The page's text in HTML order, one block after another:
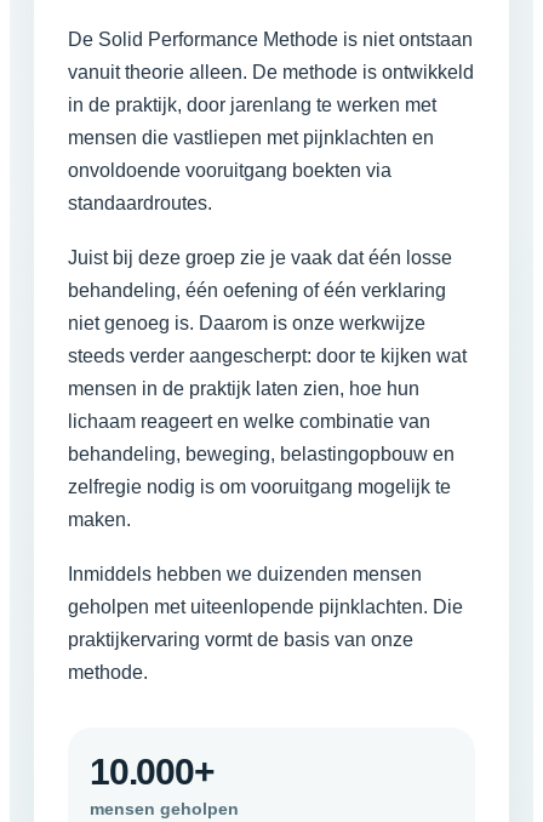
De Solid Performance Methode is niet ontstaan
vanuit theorie alleen. De methode is ontwikkeld
in de praktijk, door jarenlang te werken met
mensen die vastliepen met pijnklachten en
onvoldoende vooruitgang boekten via
standaardroutes.
Juist bij deze groep zie je vaak dat één losse
behandeling, één oefening of één verklaring
niet genoeg is. Daarom is onze werkwijze
steeds verder aangescherpt: door te kijken wat
mensen in de praktijk laten zien, hoe hun
lichaam reageert en welke combinatie van
behandeling, beweging, belastingopbouw en
zelfregie nodig is om vooruitgang mogelijk te
maken.
Inmiddels hebben we duizenden mensen
geholpen met uiteenlopende pijnklachten. Die
praktijkervaring vormt de basis van onze
methode.
10.000+
mensen geholpen